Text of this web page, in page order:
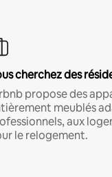
cherchez des
propose des
meublés
aux
le relogement.